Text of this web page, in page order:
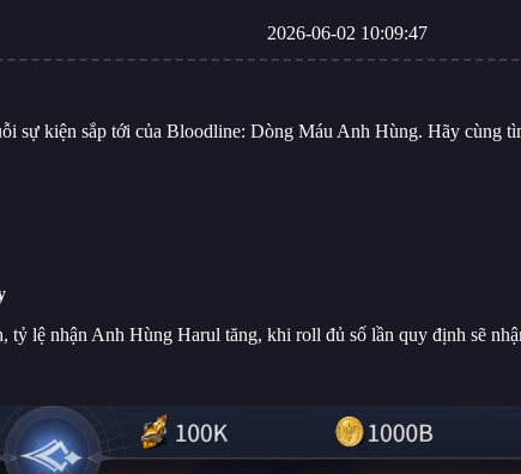
2026-06-02 10:09:47
sự kiện sắp tới của Bloodline: Dòng Máu Anh Hùng. Hãy cùng
tỷ lệ nhận Anh Hùng Harul tăng, khi roll đủ số lần quy định sẽ